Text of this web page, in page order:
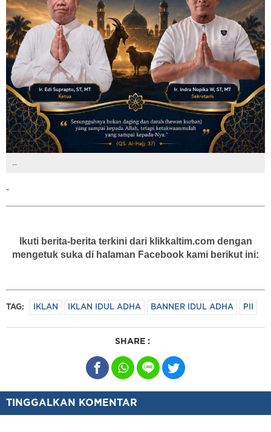
--
-
Ikuti berita-berita terkini dari klikkaltim.com dengan
mengetuk suka di halaman Facebook kami berikut ini:
TAG: IKLAN IKLAN IDUL ADHA BANNER IDUL ADHA PII
SHARE :
TINGGALKAN KOMENTAR